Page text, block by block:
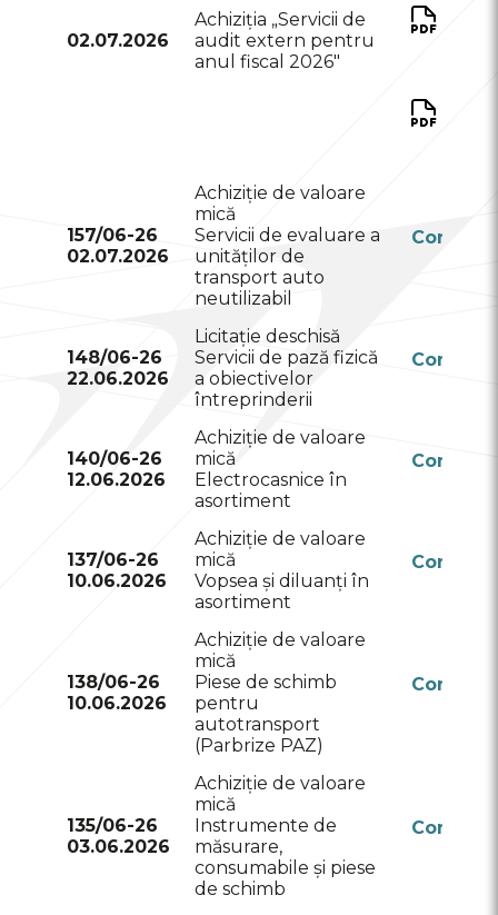
02.07.2026
Achiziția „Servicii de
audit extern pentru
anul fiscal 2026"
157/06-26
02.07.2026
Achiziție de valoare
mică
Servicii de evaluare a
unităților de
transport auto
neutilizabil
Conform
148/06-26
22.06.2026
Licitație deschisă
Servicii de pază fizică
a obiectivelor
întreprinderii
Conform
140/06-26
12.06.2026
Achiziție de valoare
mică
Electrocasnice în
asortiment
Conform
137/06-26
10.06.2026
Achiziție de valoare
mică
Vopsea și diluanți în
asortiment
Conform
138/06-26
10.06.2026
Achiziție de valoare
mică
Piese de schimb
pentru
autotransport
(Parbrize PAZ)
Conform
135/06-26
03.06.2026
Achiziție de valoare
mică
Instrumente de
măsurare,
consumabile și piese
de schimb
Conform